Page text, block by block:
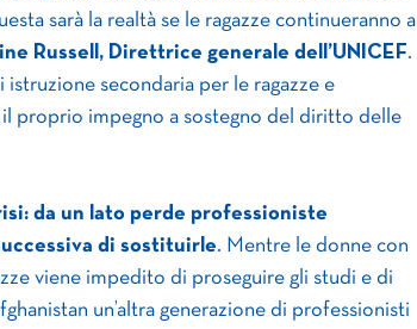
sarà la realtà se le ragazze continueranno a
Russell, Direttrice generale dell’UNICEF.
secondaria per le ragazze e
proprio impegno a sostegno del diritto delle
da un lato perde professioniste
di sostituirle. Mentre le donne con
viene impedito di proseguire gli studi e di
un’altra generazione di professionisti